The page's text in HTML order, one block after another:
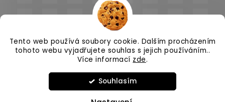
Tento web používá soubory cookie. Dalším procházením
tohoto webu vyjadřujete souhlas s jejich používáním..
Více informací zde.
Souhlasím
PlnímeMisky.cz
vyhrazena.Upravit nastavení cookies